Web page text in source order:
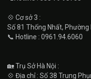
💠 Cơ sở 3 :
Số 81 Thống Nhất, Phường
📞 Hotline : 0961.94.6060
🏡 Trụ Sở Hà Nội :
💠 Địa chỉ : Số 38 Trung